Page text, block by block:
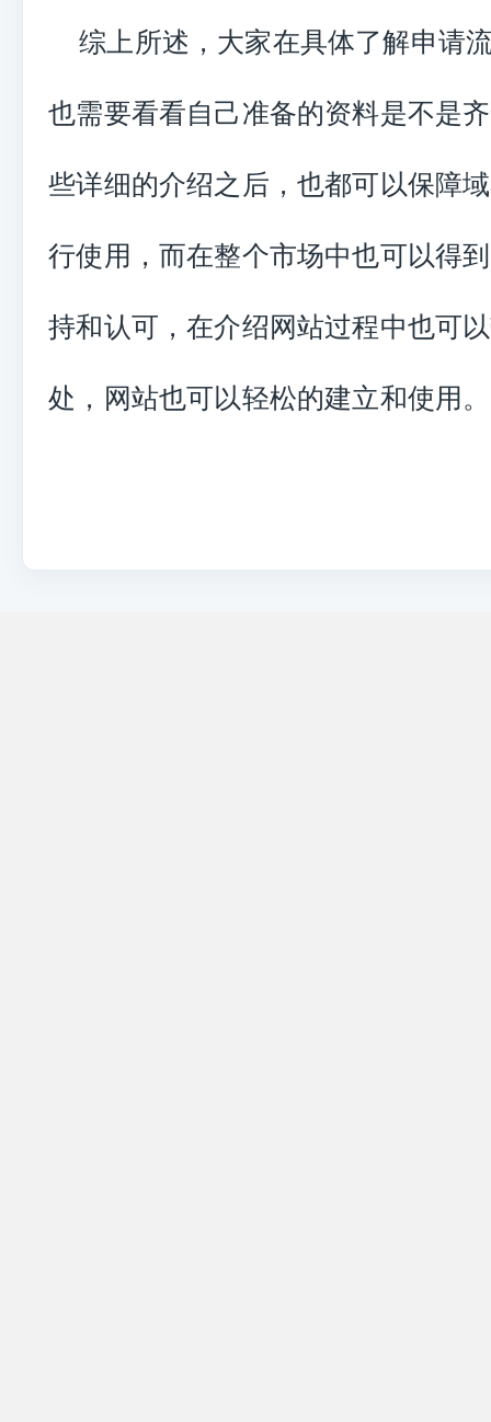
综上所述，大家在具体了解申请
也需要看看自己准备的资料是不是
些详细的介绍之后，也都可以保障
行使用，而在整个市场中也可以得
持和认可，在介绍网站过程中也可
处，网站也可以轻松的建立和使用。